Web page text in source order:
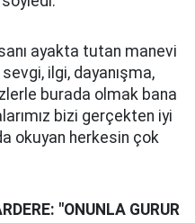
ayakta tutan manevi
ilgi, dayanışma,
burada olmak bana
bizi gerçekten iyi
okuyan herkesin çok
"ONUNLA GURUR